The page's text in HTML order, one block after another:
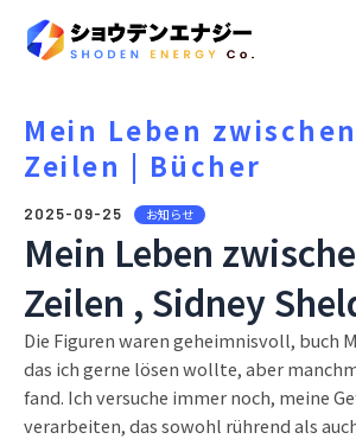
Mein Leben
Zeilen | Bücher
2025-09-25 お知らせ
Mein Leben
Zeilen , Sidney
Die Figuren waren geheimnisvoll, buch
das ich gerne lösen wollte, aber
fand. Ich versuche immer noch, meine
verarbeiten, das sowohl rührend als